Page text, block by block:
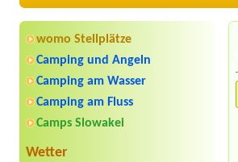
womo Stellplätze
Camping und Angeln
Camping am Wasser
Camping am Fluss
Camps Slowakei
Wetter